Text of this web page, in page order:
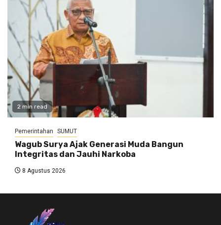
2 min read
Pemerintahan SUMUT
Wagub Surya Ajak Generasi Muda Bangun
Integritas dan Jauhi Narkoba
8 Agustus 2026